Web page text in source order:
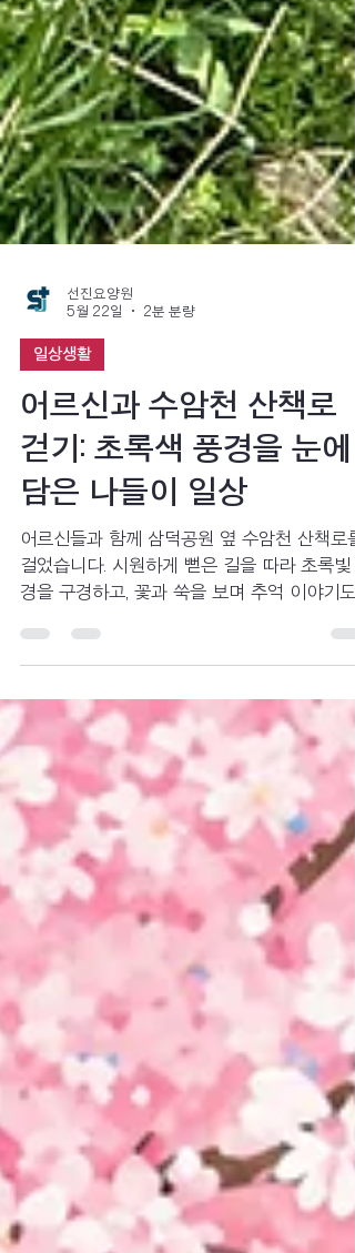
5월 22일
2분 분량
일상생활
어르신과 수암천 산책로
걷기: 초록색 풍경을 눈에
담은 나들이 일상
어르신들과 함께 삼덕공원 옆 수암천 산책로를
나누었습니다. 걷는 즐거움과 정겨운 대화가
득했던 따뜻한 산책 이야기를 소개합니다.